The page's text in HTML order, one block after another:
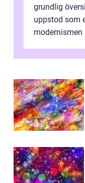
grundlig
uppstod som
modernismen
...